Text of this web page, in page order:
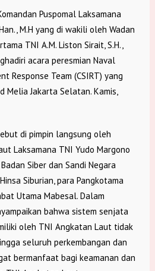
Puspomal Laksamana
M.H yang di wakili oleh Wadan
TNI A.M. Liston Sirait, S.H.,
acara peresmian Naval
Response Team (CSIRT) yang
Jakarta Selatan. Kamis,
di pimpin langsung oleh
Laksamana TNI Yudo Margono
Siber dan Sandi Negara
Siburian, para Pangkotama
Utama Mabesal. Dalam
bahwa sistem senjata
oleh TNI Angkatan Laut tidak
seluruh perkembangan dan
bermanfaat bagi keamanan dan